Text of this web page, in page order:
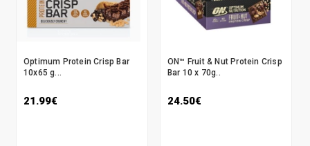
Optimum Protein Crisp Bar
10x65 g...
21.99€
ON™ Fruit & Nut Protein Crisp
Bar 10 x 70g..
24.50€